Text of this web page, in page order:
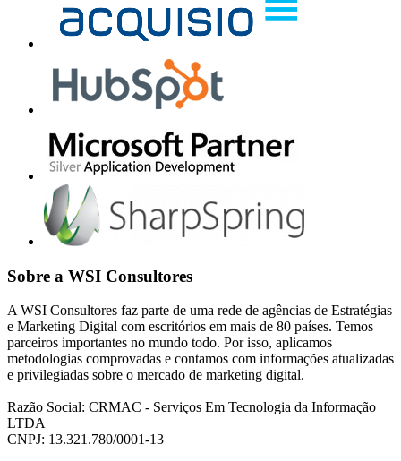
Sobre a WSI Consultores
A WSI Consultores faz parte de uma rede de agências de Estratégias
e Marketing Digital com escritórios em mais de 80 países. Temos
parceiros importantes no mundo todo. Por isso, aplicamos
metodologias comprovadas e contamos com informações atualizadas
e privilegiadas sobre o mercado de marketing digital.
Razão Social: CRMAC - Serviços Em Tecnologia da Informação
LTDA
CNPJ: 13.321.780/0001-13